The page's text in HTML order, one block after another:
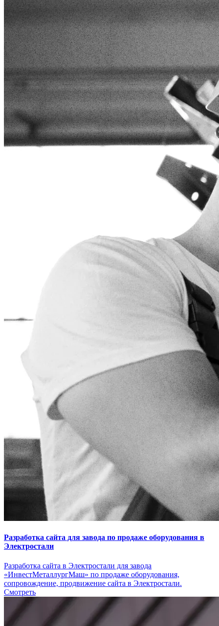
Разработка сайта для завода по продаже оборудования в
Электростали
Разработка сайта в Электростали для завода
«ИнвестМеталлургМаш» по продаже оборудования,
сопровождение, продвижение сайта в Электростали.
Смотреть